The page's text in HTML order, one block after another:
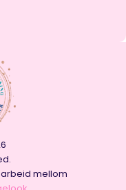
mellom